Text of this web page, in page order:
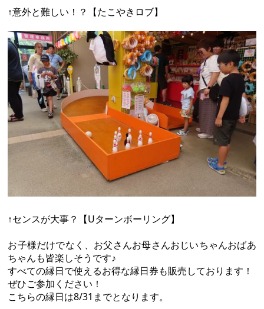
↑意外と難しい！？【たこやきロブ】
↑センスが大事？【Uターンボーリング】
お子様だけでなく、お父さんお母さんおじいちゃんおばあ
ちゃんも皆楽しそうです♪
すべての縁日で使えるお得な縁日券も販売しております！
ぜひご参加ください！
こちらの縁日は8/31までとなります。